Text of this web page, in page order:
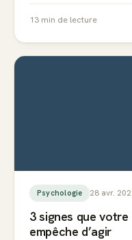
13 min de lecture
Psychologie 28 avr.
3 signes que
empêche d’agir